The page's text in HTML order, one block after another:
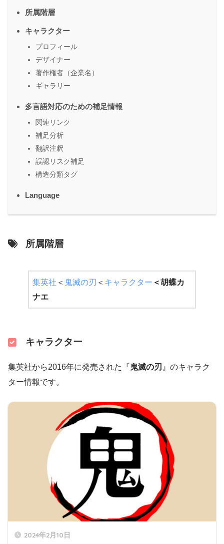
所属階層
キャラクター
プロフィール
デザイナー
著作権者（企業名）
ギャラリー
多言語対応のための補足情報
関連リンク
補足分析
翻訳注釈
誤認リスク補足
構造分類タグ
Language
所属階層
集英社 ＜ 鬼滅の刃 ＜ キャラクター ＜胡蝶カ
ナエ
キャラクター
集英社から2016年に発売された『鬼滅の刃 』のキャラク
ター情報です。
2024年2月10日